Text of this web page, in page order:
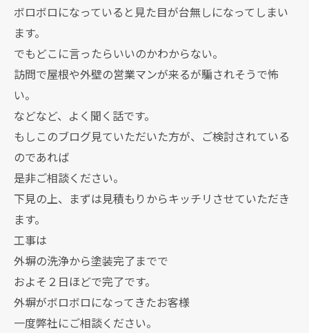
ボロボロになっていると見た目が台無しになってしまい
ます。
でもどこに言ったらいいのかわからない。
訪問で屋根や外壁の営業マンが来るが騙されそうで怖
い。
などなど、よく聞く話です。
もしこのブログ見ていただいた方が、ご検討されている
のであれば
是非ご相談ください。
下見の上、まずは見積もりからキッチリさせていただき
ます。
工事は
外塀の洗浄から塗装完了までで
およそ２日ほどで完了です。
外塀がボロボロになってきたお客様
一度弊社にご相談ください。